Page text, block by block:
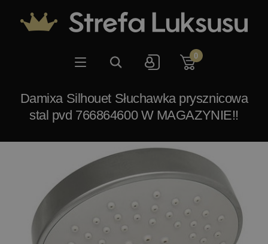
0
Damixa Silhouet Słuchawka prysznicowa
stal pvd 766864600 W MAGAZYNIE!!